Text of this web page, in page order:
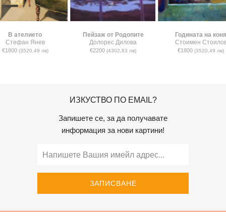
В ателието
Стефан Янев
€1800 (3520,49 лв)
Пейзаж от Родопите
Долорес Дилова
€2200(4302,83 лв)
Годината на
Стоимен
€1800(3520,49 лв)
ИЗКУСТВО ПО EMAIL?
Запишете се, за да получавате
информация за нови картини!